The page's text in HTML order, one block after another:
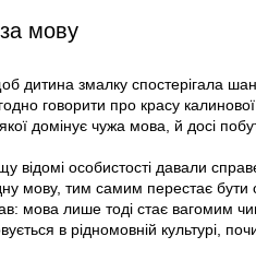
мову
дитина змалку спостерігала
говорити про красу
домінує чужа мова, й досі
відомі особистості давали
мову, тим самим перестає
мова лише тоді стає вагомим
в рідномовній культурі,